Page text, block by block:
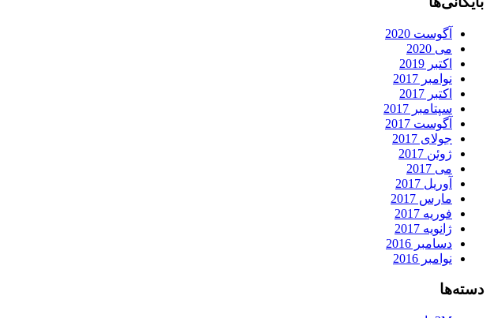
آگوست 2020
می 2020
اکتبر 2019
نوامبر 2017
اکتبر 2017
سپتامبر 2017
آگوست 2017
جولای 2017
ژوئن 2017
می 2017
آوریل 2017
مارس 2017
فوریه 2017
ژانویه 2017
دسامبر 2016
نوامبر 2016
دسته‌ها